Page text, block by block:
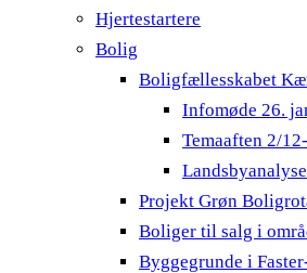
Hjertestartere
Bolig
Boligfællesskabet
Infomøde 26.
Temaaften 2/
Projekt Grøn
Boliger til salg i
Byggegrunde i